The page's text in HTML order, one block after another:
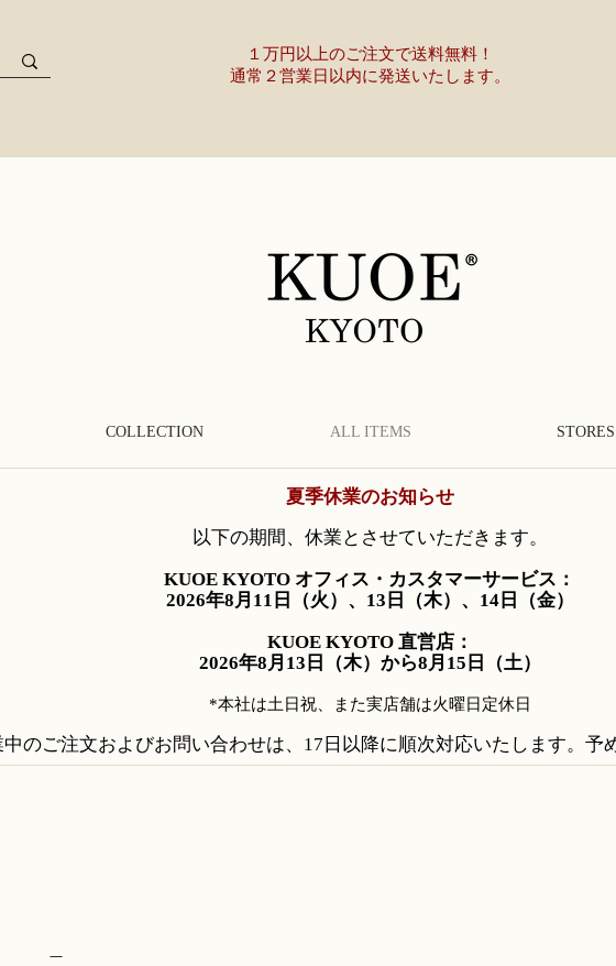
１万円以上のご注文で送料無料！
通常２営業日以内に発送いたします。
COLLECTION ALL ITEMS STORES
夏季休業のお知らせ
以下の期間、休業とさせていただきます。
KUOE KYOTO オフィス・カスタマーサービス：
2026年8月11日（火）、13日（木）、14日（金）
KUOE KYOTO 直営店：
2026年8月13日（木）から8月15日（土）
*本社は土日祝、また実店舗は火曜日定休日
中のご注文およびお問い合わせは、17日以降に順次対応いたします。予